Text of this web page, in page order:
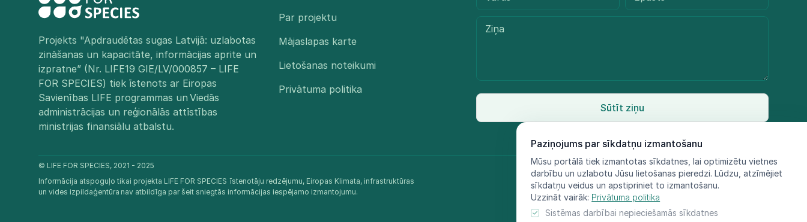
Paziņojums par sīkdatņu izmantošanu
Mūsu portālā tiek izmantotas sīkdatnes, lai optimizētu vietnes
darbību un uzlabotu Jūsu lietošanas pieredzi. Lūdzu, atzīmējiet
sīkdatņu veidus un apstipriniet to izmantošanu.
Uzzināt vairāk: Privātuma politika
Sistēmas darbībai nepieciešamās sīkdatnes
Projekts "Apdraudētas sugas Latvijā: uzlabotas
zināšanas un kapacitāte, informācijas aprite un
izpratne” (Nr. LIFE19 GIE/LV/000857 – LIFE
FOR SPECIES) tiek īstenots ar Eiropas
Savienības LIFE programmas un Viedās
administrācijas un reģionālās attīstības
ministrijas finansiālu atbalstu.​
Par projektu
Mājaslapas karte
Lietošanas noteikumi
Privātuma politika
Sūtīt ziņu
© LIFE FOR SPECIES, 2021 - 2025
Informācija atspoguļo tikai projekta LIFE FOR SPECIES īstenotāju redzējumu, Eiropas Klimata, infrastruktūras
un vides izpildaģentūra nav atbildīga par šeit sniegtās informācijas iespējamo izmantojumu.​